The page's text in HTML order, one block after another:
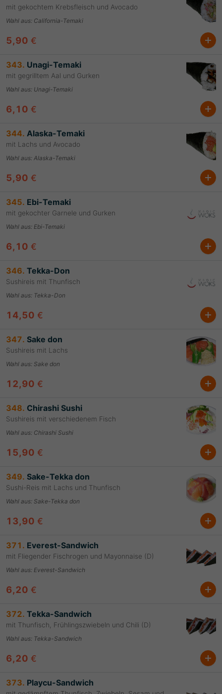
mit gekochtem Krebsfleisch und Avocado
Wahl aus: California-Temaki
5,90 €
343. Unagi-Temaki
mit gegrilltem Aal und Gurken
Wahl aus: Unagi-Temaki
6,10 €
344. Alaska-Temaki
mit Lachs und Avocado
Wahl aus: Alaska-Temaki
5,90 €
345. Ebi-Temaki
mit gekochter Garnele und Gurken
Wahl aus: Ebi-Temaki
6,10 €
346. Tekka-Don
Sushireis mit Thunfisch
Wahl aus: Tekka-Don
14,50 €
347. Sake don
Sushireis mit Lachs
Wahl aus: Sake don
12,90 €
348. Chirashi Sushi
Sushireis mit verschiedenem Fisch
Wahl aus: Chirashi Sushi
15,90 €
349. Sake-Tekka don
Sushi-Reis mit Lachs und Thunfisch
Wahl aus: Sake-Tekka don
13,90 €
371. Everest-Sandwich
mit Fliegender Fischrogen und Mayonnaise (D)
Wahl aus: Everest-Sandwich
6,20 €
372. Tekka-Sandwich
mit Thunfisch, Frühlingszwiebeln und Chili (D)
Wahl aus: Tekka-Sandwich
6,20 €
373. Playcu-Sandwich